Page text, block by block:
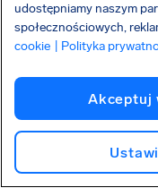
Buzz Air
Sas
udostępniamy naszym
społecznościowych,
cookie
| Polityka
Akceptuj